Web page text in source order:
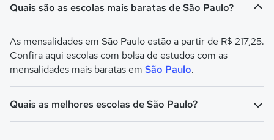
Quais são as escolas mais baratas de São Paulo?
As mensalidades em São Paulo estão a partir de R$ 217,25.
Confira aqui escolas com bolsa de estudos com as
mensalidades mais baratas em São Paulo.
Quais as melhores escolas de São Paulo?